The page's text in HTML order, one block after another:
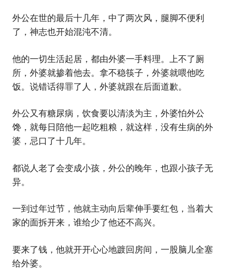
外公在世的最后十几年，中了两次风，腿脚不便利
了，神志也开始混沌不清。
他的一切生活起居，都由外婆一手料理。上不了厕
所，外婆就掺着他去。拿不稳筷子，外婆就喂他吃
饭。说错话得罪了人，外婆就跟在后面道歉。
外公又有糖尿病，饮食要以清淡为主，外婆怕外公
馋，就每日陪他一起吃粗粮，就这样，没有生病的外
婆，忌口了十几年。
都说人老了会变成小孩，外公的晚年，也跟小孩子无
异。
一到过年过节，他就主动向后辈伸手要红包，当着大
家的面拆开来，谁给少了他还不高兴。
要来了钱，他就开开心心地踱回房间，一股脑儿全塞
给外婆。